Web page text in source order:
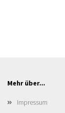
Mehr über...
Impressum